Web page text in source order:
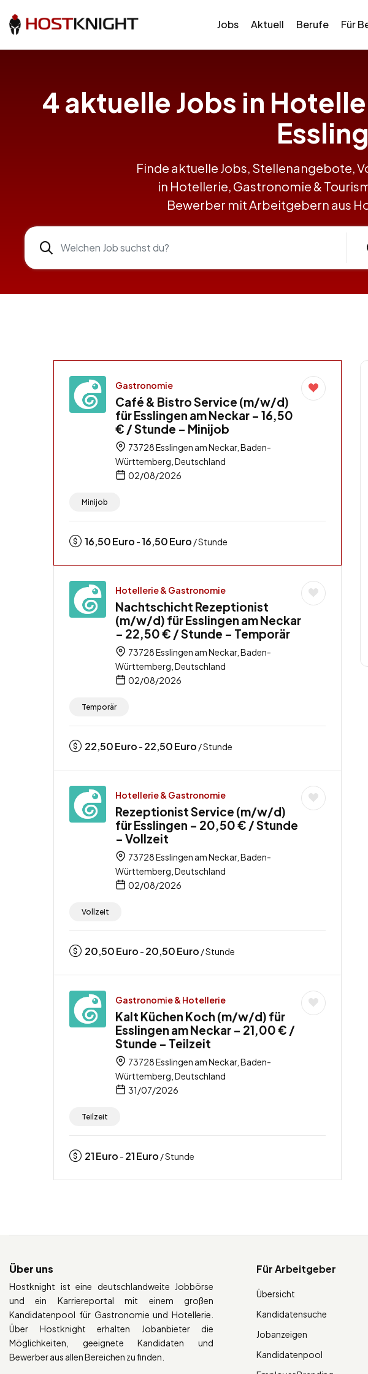
Jobs Aktuell Berufe Für
4 aktuelle Jobs in
Finde aktuelle Jobs, Stellenangebote,
in Hotellerie, Gastronomie &
Bewerber mit Arbeitgebern aus
Gastronomie
Café & Bistro Service (m/w/d)
für Esslingen am Neckar – 16,50
€ / Stunde – Minijob
73728 Esslingen am Neckar, Baden-
Württemberg, Deutschland
02/08/2026
Minijob
16,50Euro -16,50Euro / Stunde
Hotellerie & Gastronomie
Nachtschicht Rezeptionist
(m/w/d) für Esslingen am Neckar
– 22,50 € / Stunde – Temporär
73728 Esslingen am Neckar, Baden-
Württemberg, Deutschland
02/08/2026
Temporär
22,50Euro - 22,50Euro / Stunde
Hotellerie & Gastronomie
Rezeptionist Service (m/w/d)
für Esslingen – 20,50 € / Stunde
– Vollzeit
73728 Esslingen am Neckar, Baden-
Württemberg, Deutschland
02/08/2026
Vollzeit
20,50Euro - 20,50Euro / Stunde
Gastronomie & Hotellerie
Kalt Küchen Koch (m/w/d) für
Esslingen am Neckar – 21,00 € /
Stunde – Teilzeit
73728 Esslingen am Neckar, Baden-
Württemberg, Deutschland
31/07/2026
Teilzeit
21Euro - 21Euro / Stunde
Über uns
Hostknight ist eine deutschlandweite Jobbörse
und ein Karriereportal mit einem großen
Kandidatenpool für Gastronomie und Hotellerie.
Über Hostknight erhalten Jobanbieter die
Möglichkeiten, geeignete Kandidaten und
Bewerber aus allen Bereichen zu finden.
Für Arbeitgeber
Übersicht
Kandidatensuche
Jobanzeigen
Kandidatenpool